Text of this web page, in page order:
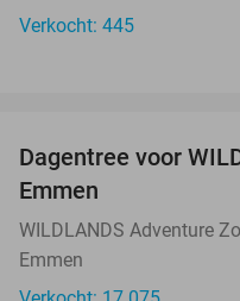
Verkocht: 445
Dagentree voor
Emmen
WILDLANDS Adventure
Emmen